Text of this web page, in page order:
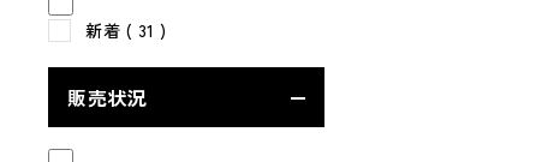
新着 ( 31 )
販売状況